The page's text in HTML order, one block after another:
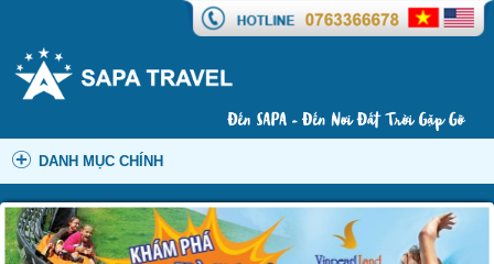
DANH MỤC CHÍNH